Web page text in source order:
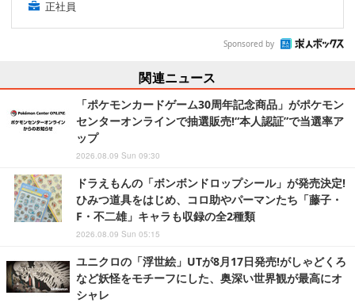
正社員
Sponsored by
関連ニュース
「ポケモンカードゲーム30周年記念商品」がポケモン
センターオンラインで抽選販売!“本人認証”で当選率ア
ップ
2026.08.09 Sun 09:30
ドラえもんの「ボンボンドロップシール」が発売決定!
ひみつ道具をはじめ、コロ助やパーマンたち「藤子・
F・不二雄」キャラも収録の全2種類
2026.08.09 Sun 05:15
ユニクロの「浮世絵」UTが8月17日発売!がしゃどくろ
など妖怪をモチーフにした、奥深い世界観が最高にオ
シャレ